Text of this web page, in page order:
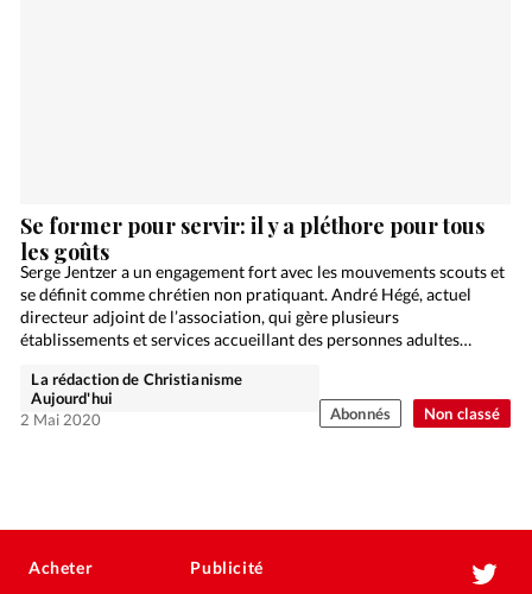
Non classé
Se former pour servir: il y a pléthore pour tous
les goûts
Serge Jentzer a un engagement fort avec les mouvements scouts et
se définit comme chrétien non pratiquant. André Hégé, actuel
directeur adjoint de l’association, qui gère plusieurs
établissements et services accueillant des personnes adultes
La rédaction de Christianisme
Aujourd'hui
2 Mai 2020
Abonnés
Acheter Publicité